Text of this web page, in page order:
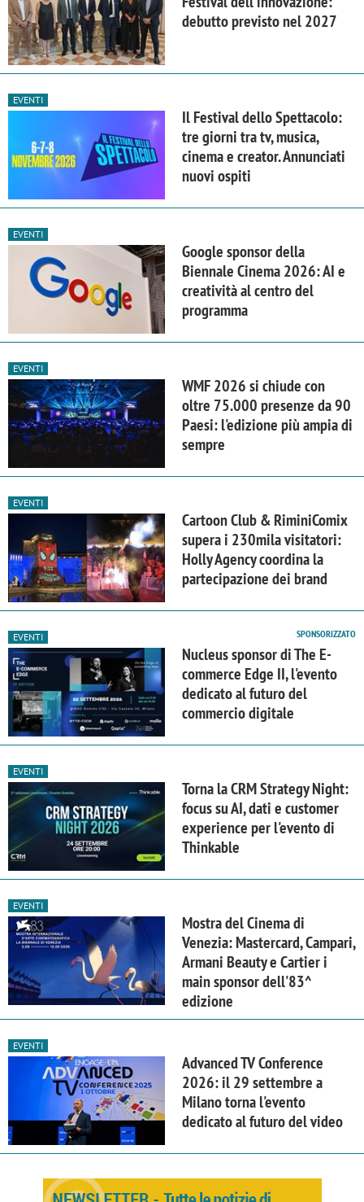
debutto previsto nel 2027
EVENTI
Il Festival dello Spettacolo:
tre giorni tra tv, musica,
cinema e creator. Annunciati
nuovi ospiti
EVENTI
Google sponsor della
Biennale Cinema 2026: AI e
creatività al centro del
programma
EVENTI
WMF 2026 si chiude con
oltre 75.000 presenze da 90
Paesi: l'edizione più ampia di
sempre
EVENTI
Cartoon Club & RiminiComix
supera i 230mila visitatori:
Holly Agency coordina la
partecipazione dei brand
EVENTI SPONSORIZZATO
Nucleus sponsor di The E-
commerce Edge II, l'evento
dedicato al futuro del
commercio digitale
EVENTI
Torna la CRM Strategy Night:
focus su AI, dati e customer
experience per l'evento di
Thinkable
EVENTI
Mostra del Cinema di
Venezia: Mastercard, Campari,
Armani Beauty e Cartier i
main sponsor dell'83^
edizione
EVENTI
Advanced TV Conference
2026: il 29 settembre a
Milano torna l'evento
dedicato al futuro del video